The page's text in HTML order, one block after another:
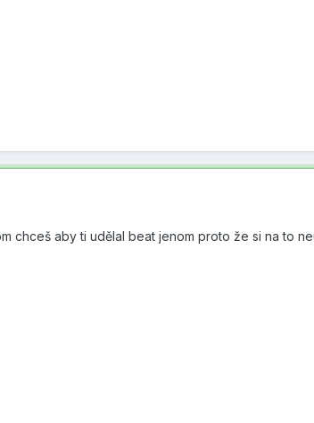
chceš aby ti udělal beat jenom proto že si na to